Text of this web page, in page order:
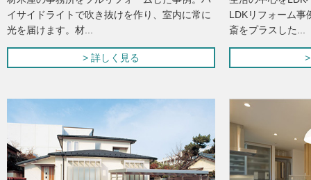
イサイドライトで吹き抜けを作り、室内に常に
光を届けます。材...
> 詳しく見る
LDKリフォーム事
斎をプラスした...